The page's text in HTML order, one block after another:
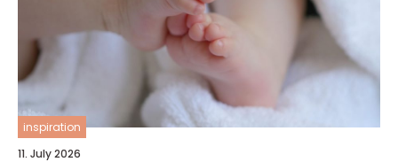
inspiration
11. July 2026